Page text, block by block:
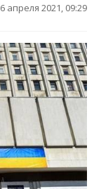
апреля 2021, 09:29